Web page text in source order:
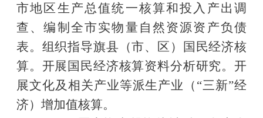
市地区生产总值统一核算和投入产出调
查、编制全市实物量自然资源资产负债
表。组织指导旗县（市、区）国民经济核
算。开展国民经济核算资料分析研究。开
展文化及相关产业等派生产业（ “三新”经
济）增加值核算。